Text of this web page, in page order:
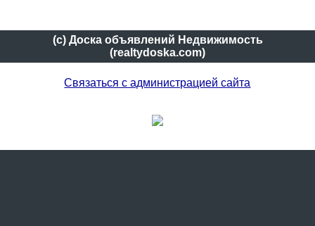
(c) Доска объявлений Недвижимость
(realtydoska.com)
Связаться с администрацией сайта